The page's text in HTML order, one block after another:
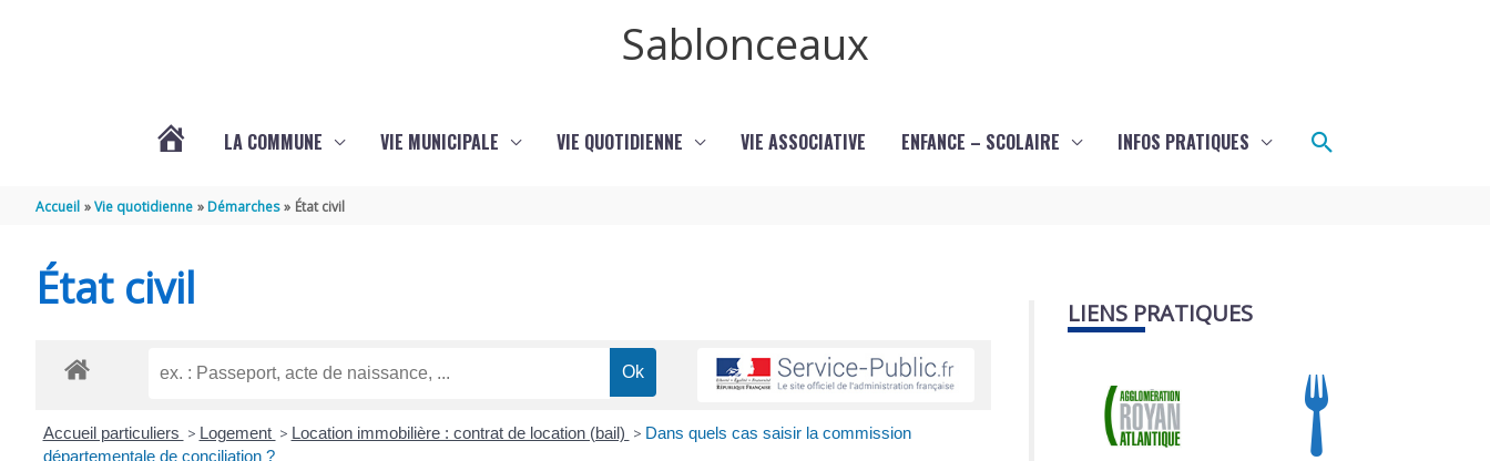
Sablonceaux
LA COMMUNE VIE MUNICIPALE VIE QUOTIDIENNE VIE ASSOCIATIVE ENFANCE – SCOLAIRE INFOS PRATIQUES Rechercher
Accueil Vie quotidienne Démarches État civil
État civil
Accueil particuliers > Logement > Location immobilière : contrat de location (bail) > Dans quels cas saisir la commission
départementale de conciliation ?
LIENS PRATIQUES